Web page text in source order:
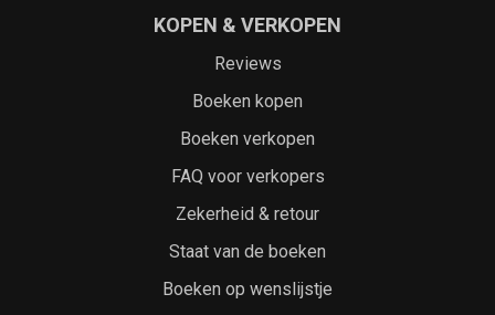
KOPEN & VERKOPEN
Reviews
Boeken kopen
Boeken verkopen
FAQ voor verkopers
Zekerheid & retour
Staat van de boeken
Boeken op wenslijstje